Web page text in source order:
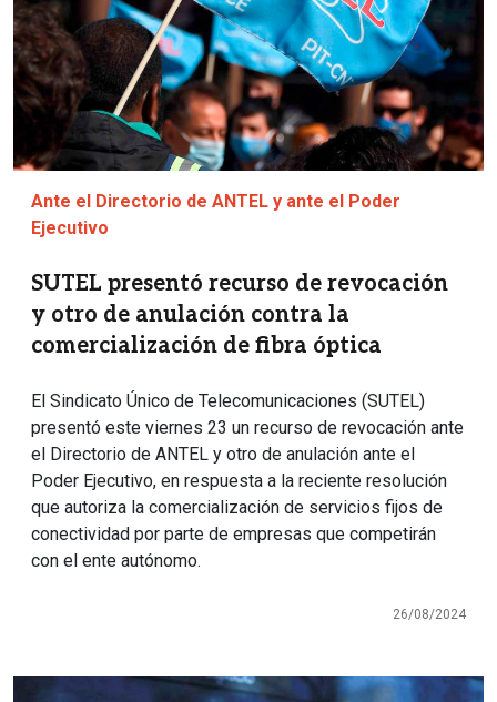
Ante el Directorio de ANTEL y ante el Poder
Ejecutivo
SUTEL presentó recurso de revocación
y otro de anulación contra la
comercialización de fibra óptica
El Sindicato Único de Telecomunicaciones (SUTEL)
presentó este viernes 23 un recurso de revocación ante
el Directorio de ANTEL y otro de anulación ante el
Poder Ejecutivo, en respuesta a la reciente resolución
que autoriza la comercialización de servicios fijos de
conectividad por parte de empresas que competirán
con el ente autónomo.
26/08/2024
Imagen